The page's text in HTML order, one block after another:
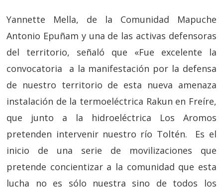
Yannette Mella, de la Comunidad Mapuche
Antonio Epuñam y una de las activas defensoras
del territorio, señaló que «Fue excelente la
convocatoria a la manifestación por la defensa
de nuestro territorio de esta nueva amenaza
instalación de la termoeléctrica Rakun en Freíre,
que junto a la hidroeléctrica Los Aromos
pretenden intervenir nuestro río Toltén. Es el
inicio de una serie de movilizaciones que
pretende concientizar a la comunidad que esta
lucha no es sólo nuestra sino de todos los